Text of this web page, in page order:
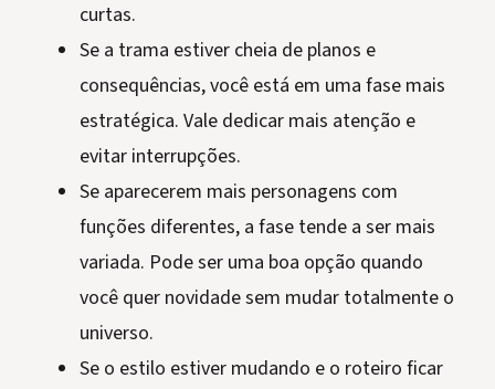
curtas.
Se a trama estiver cheia de planos e
consequências, você está em uma fase mais
estratégica. Vale dedicar mais atenção e
evitar interrupções.
Se aparecerem mais personagens com
funções diferentes, a fase tende a ser mais
variada. Pode ser uma boa opção quando
você quer novidade sem mudar totalmente o
universo.
Se o estilo estiver mudando e o roteiro ficar